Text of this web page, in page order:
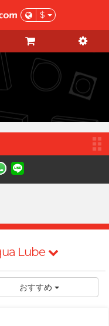
$
Lube
おすすめ
$200, Get Gillette Labs
特典へ